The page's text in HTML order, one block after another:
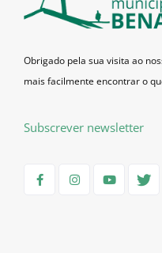
Obrigado pela sua visita ao
mais facilmente encontrar o
Subscrever newsletter